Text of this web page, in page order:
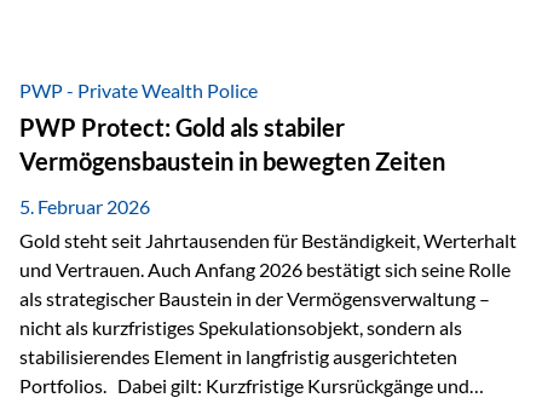
bei größeren Vermögen ist das entscheidend.
PWP - Private Wealth Police
PWP Protect: Gold als stabiler
Vermögensbaustein in bewegten Zeiten
5. Februar 2026
Gold steht seit Jahrtausenden für Beständigkeit, Werterhalt
und Vertrauen. Auch Anfang 2026 bestätigt sich seine Rolle
als strategischer Baustein in der Vermögensverwaltung –
nicht als kurzfristiges Spekulationsobjekt, sondern als
stabilisierendes Element in langfristig ausgerichteten
Portfolios. Dabei gilt: Kurzfristige Kursrückgänge und